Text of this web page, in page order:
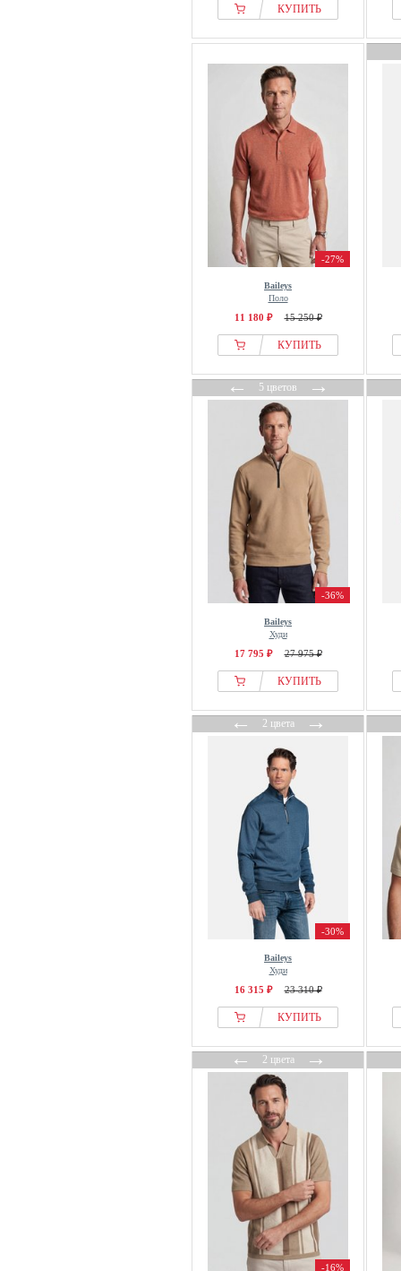
КУПИТЬ
-27%
Baileys
Поло
11 180 ₽ 15 250 ₽
КУПИТЬ
←5 цветов→
-36%
Baileys
Худи
17 795 ₽ 27 975 ₽
КУПИТЬ
←2 цвета→
-30%
Baileys
Худи
16 315 ₽ 23 310 ₽
КУПИТЬ
←2 цвета→
-16%